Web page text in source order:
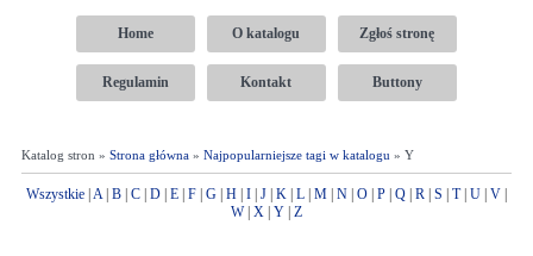
Home O katalogu Zgłoś stronę
Regulamin Kontakt Buttony
Katalog stron » Strona główna» Najpopularniejsze tagi w katalogu » Y
Wszystkie| A| B| C| D| E| F| G| H| I| J| K| L| M| N| O| P| Q| R| S T| U| V|
W| X| Y| Z